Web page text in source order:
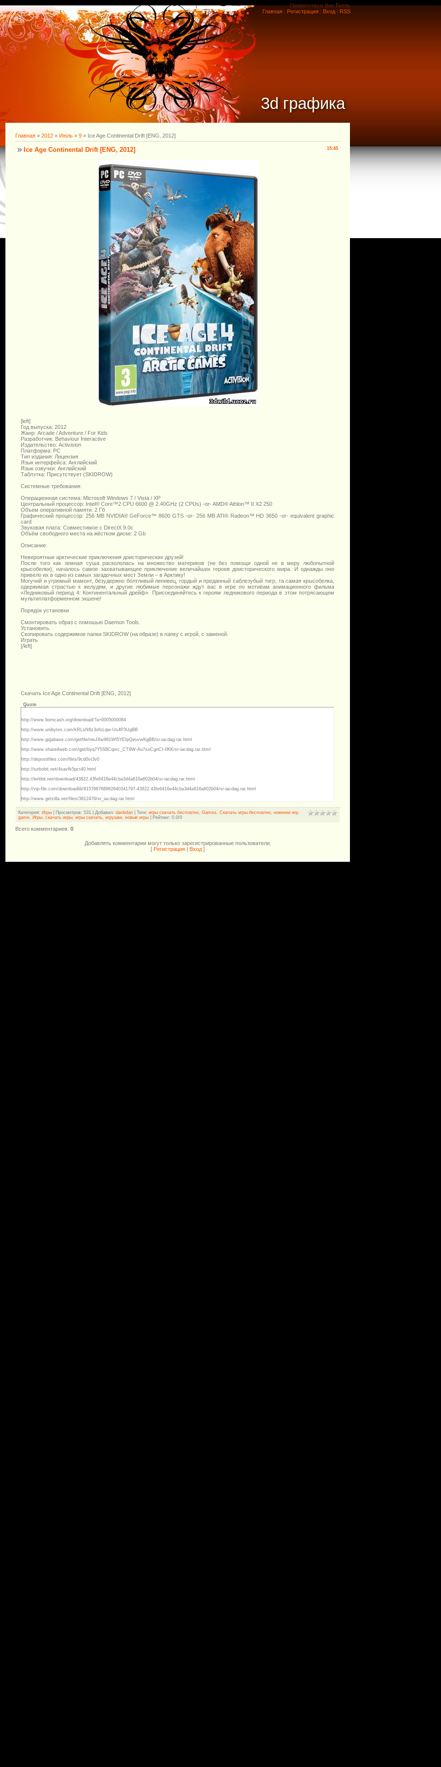
Приветствую Вас Гость
Главная | Регистрация | Вход | RSS
3d графика
Главная » 2012 » Июль » 9 » Ice Age Continental Drift [ENG, 2012]
15:45
Ice Age Continental Drift [ENG, 2012]
[left]
Год выпуска: 2012
Жанр: Arcade / Adventure / For Kids
Разработчик: Behaviour Interactive
Издательство: Activision
Платформа: PC
Тип издания: Лицензия
Язык интерфейса: Английский
Язык озвучки: Английский
Таблэтка: Присутствует (SKIDROW)
Системные требования:
Операционная система: Microsoft Windows 7 / Vista / XP
Центральный процессор: Intel® Core™2 CPU 6600 @ 2.40GHz (2 CPUs) -or- AMD® Athlon™ II X2 250
Объем оперативной памяти: 2 Гб
Графический процессор: 256 MB NVIDIA® GeForce™ 8600 GTS -or- 256 MB ATI® Radeon™ HD 3650 -or- equivalent graphic
card
Звуковая плата: Совместимое с DirectX 9.0с
Объём свободного места на жёстком диске: 2 Gb
Описание:
Невероятные арктические приключения доисторических друзей!
После того как земная суша раскололась на множество материков (не без помощи одной не в меру любопытной
крысобелки), началось самое захватывающее приключение величайших героев доисторического мира. И однажды оно
привело их в одно из самых загадочных мест Земли – в Арктику!
Могучий и угрюмый мамонт, безудержно болтливый ленивец, гордый и преданный саблезубый тигр, та самая крысобелка,
одержимая страстью к желудям, и другие любимые персонажи ждут вас в игре по мотивам анимационного фильма
«Ледниковый период 4: Континентальный дрейф». Присоединяйтесь к героям ледникового периода в этом потрясающем
мультиплатформенном экшене!
Порядок установки
Смонтировать образ с помошью Daemon Tools.
Установить.
Скопировать содержимое папки SKIDROW (на образе) в папку с игрой, с заменой.
Играть
[/left]
Скачать Ice Age Continental Drift [ENG, 2012]
Quote
http://www.borncash.org/download/?a=0005000084
http://www.unibytes.com/kRLsN8z3ofsLqw-Us4P3UgBB
http://www.gigabase.com/getfile/nwJXw981Wl5YEIpQeuvwKgBB/sr-iacdag.rar.html
http://www.share4web.com/get/byq7Y5S8Cqmc_CT9W-Au7soCgnCI-0KK/sr-iacdag.rar.html
http://depositfiles.com/files/9cd0vt3v0
http://turbobit.net/4savfk5pct40.html
http://letitbit.net/download/43822.43fe6416e44cba3d4a616a602b04/sr-iacdag.rar.html
http://vip-file.com/downloadlib/815766768962640341797-43822.43fe6416e44cba3d4a616a602b04/sr-iacdag.rar.html
http://www.getzilla.net/files/3812476/sr_iacdag.rar.html
Категория: Игры Просмотров: 531 | Добавил: danbdan Теги: игры скачать бесплатно Games Скачать игры бесплатно новинки игр
game
Игры скачать игры игры скачать игрушки новые игры Рейтинг: 0.0/0
Всего комментариев: 0
Добавлять комментарии могут только зарегистрированные пользователи.
[ Регистрация | Вход ]